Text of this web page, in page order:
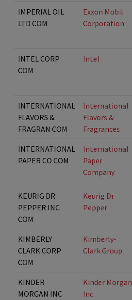
IMPERIAL OIL
LTD COM
Exxon Mobil
Corporation
INTEL CORP
COM
Intel
INTERNATIONAL
FLAVORS &
FRAGRAN COM
International
Flavors &
Fragrances
INTERNATIONAL
PAPER CO COM
International
Paper
Company
KEURIG DR
PEPPER INC
COM
Keurig Dr
Pepper
KIMBERLY
CLARK CORP
COM
Kimberly-
Clark Group
KINDER
MORGAN INC
Kinder Morgan
Inc